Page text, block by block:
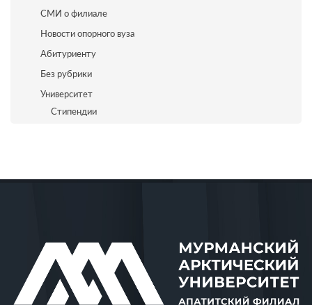
СМИ о филиале
Новости опорного вуза
Абитуриенту
Без рубрики
Университет
Стипендии